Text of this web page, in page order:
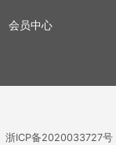
会员中心
浙ICP备2020033727号